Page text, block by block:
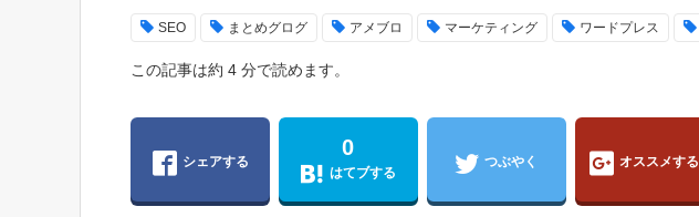
SEO まとめグログ アメブロ マーケティング ワードプレス
この記事は約 4 分で読めます。
シェアする
0
はてブする
つぶやく オススメする